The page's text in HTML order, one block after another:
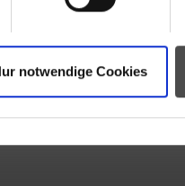
notwendige Cookies